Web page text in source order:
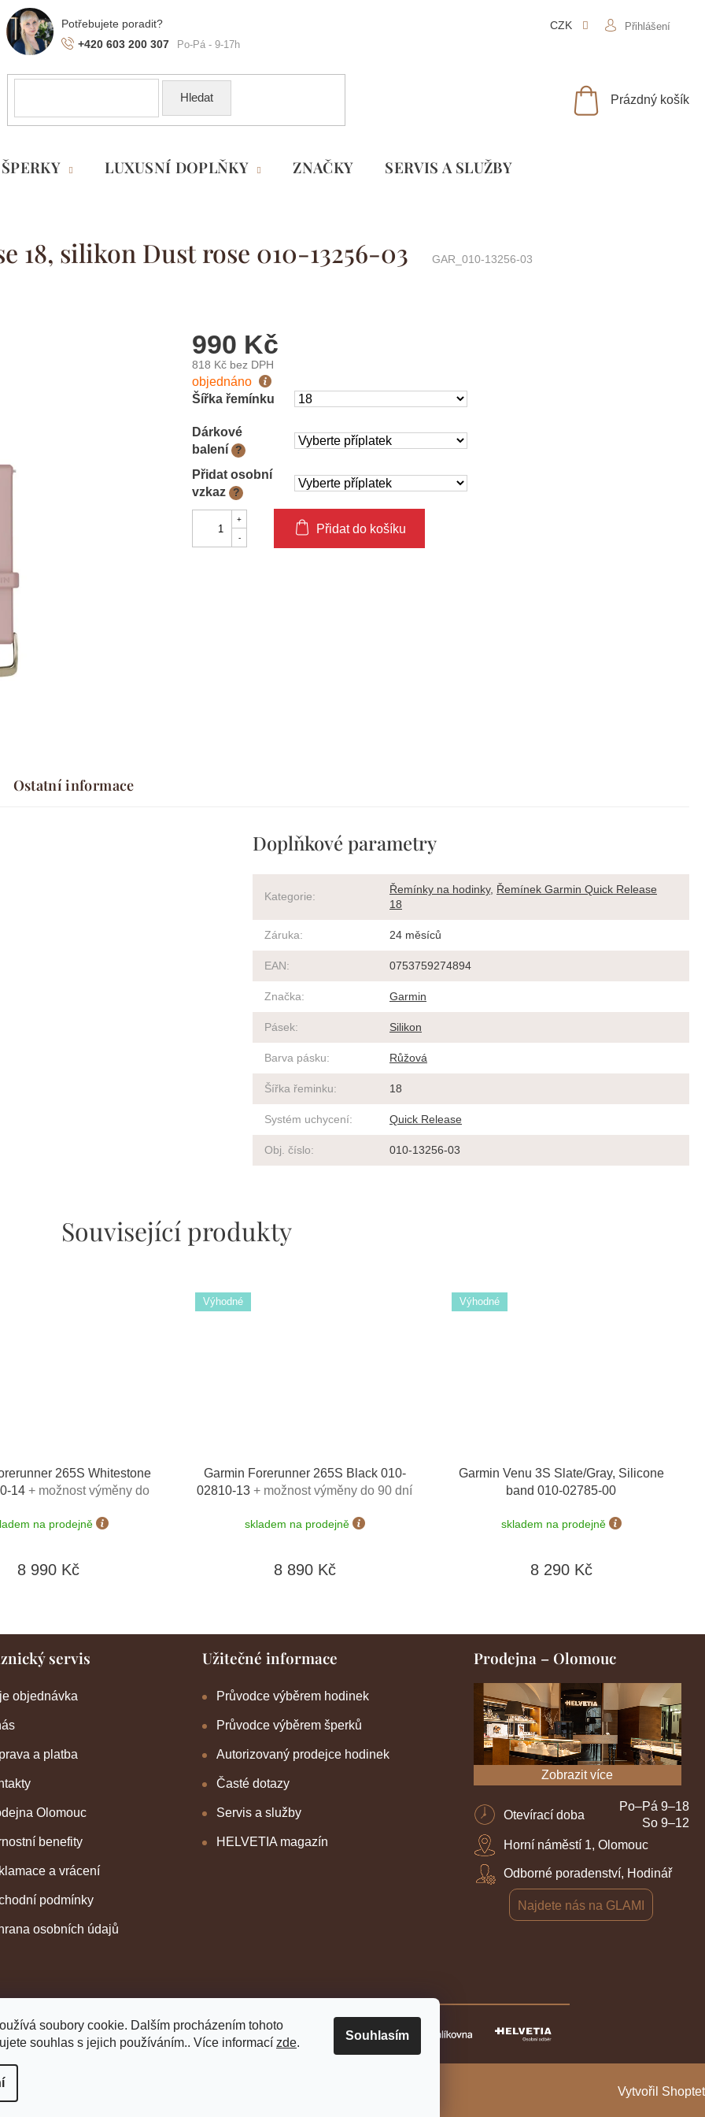
soubory cookie. Dalším procházením tohoto
souhlas s jejich používáním.. Více informací zde.
Souhlasím
+420 603 200 307
CZK Přihlášení
Hledat
NÁKUPNÍ
Prázdný košík
ŠPERKY LUXUSNÍ DOPLŇKY ZNAČKY SLUŽBY
18, silikon Dust rose 010-13256-03 GAR_010-13256-03
990 Kč
818 Kč bez DPH
Měrná
cena:
objednáno
Šířka řemínku
Dárkové
balení
?
Přidat osobní
vzkaz
?
Přidat do košíku
Související produkty
265S Whitestone
14 + možnost výměny do
na prodejně
8 990 Kč
Výhodné
Garmin Forerunner 265S Black 010-
02810-13 + možnost výměny do 90 dní
skladem na prodejně
8 890 Kč
Výhodné
Garmin Venu 3S Slate/Gray, Silicone
band 010-02785-00
skladem na prodejně
8 290 Kč
Ostatní informace
Doplňkové parametry
Kategorie:
Řemínky na hodinky, Řemínek Garmin Quick Release
18
Záruka: 24 měsíců
EAN: 0753759274894
Značka: Garmin
Pásek: Silikon
Barva pásku: Růžová
Šířka řeminku: 18
Systém uchycení: Quick Release
Obj. číslo: 010-13256-03
servis
objednávka
a platba
Olomouc
benefity
a vrácení
podmínky
osobních údajů
Užitečné informace
Průvodce výběrem hodinek
Průvodce výběrem šperků
Autorizovaný prodejce hodinek
Časté dotazy
Servis a služby
HELVETIA magazín
Prodejna – Olomouc
Zobrazit více
Otevírací doba
Po–Pá 9–18
So 9–12
Horní náměstí 1, Olomouc
Odborné poradenství, Hodinář
Najdete nás na GLAMI
Vytvořil Shoptet